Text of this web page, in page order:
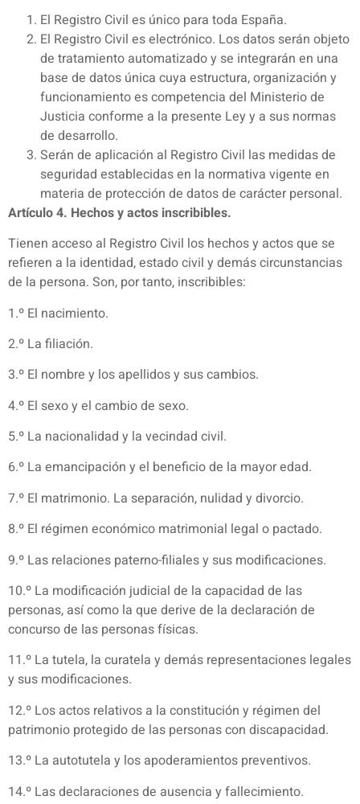
El Registro Civil es único para toda España.
El Registro Civil es electrónico. Los datos serán objeto
de tratamiento automatizado y se integrarán en una
base de datos única cuya estructura, organización y
funcionamiento es competencia del Ministerio de
Justicia conforme a la presente Ley y a sus normas
de desarrollo.
Serán de aplicación al Registro Civil las medidas de
seguridad establecidas en la normativa vigente en
materia de protección de datos de carácter personal.
Artículo 4. Hechos y actos inscribibles.
Tienen acceso al Registro Civil los hechos y actos que se
refieren a la identidad, estado civil y demás circunstancias
de la persona. Son, por tanto, inscribibles:
1.º El nacimiento.
2.º La filiación.
3.º El nombre y los apellidos y sus cambios.
4.º El sexo y el cambio de sexo.
5.º La nacionalidad y la vecindad civil.
6.º La emancipación y el beneficio de la mayor edad.
7.º El matrimonio. La separación, nulidad y divorcio.
8.º El régimen económico matrimonial legal o pactado.
9.º Las relaciones paterno-filiales y sus modificaciones.
10.º La modificación judicial de la capacidad de las
personas, así como la que derive de la declaración de
concurso de las personas físicas.
11.º La tutela, la curatela y demás representaciones legales
y sus modificaciones.
12.º Los actos relativos a la constitución y régimen del
patrimonio protegido de las personas con discapacidad.
13.º La autotutela y los apoderamientos preventivos.
14.º Las declaraciones de ausencia y fallecimiento.